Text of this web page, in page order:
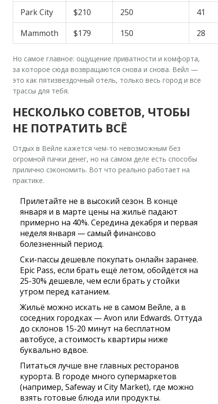
Park City
$210 250
41
Mammoth
$179 150 28
Но самое главное: ощущение приватности и комфорта,
за которое сюда возвращаются снова и снова. Вейл —
это как пятизвездочный отель, только весь город и все
трассы для тебя.
НЕСКОЛЬКО СОВЕТОВ, ЧТОБЫ
НЕ ПОТРАТИТЬ ВСЁ
Отдых в Вейле кажется чем-то невозможным без
огромной пачки денег, но на самом деле есть способы
прилично сэкономить. Вот что реально работает на
практике.
Прилетайте не в высокий сезон. В конце
января и в марте цены на жильё падают
примерно на 40%. Середина декабря и первая
неделя января — самый финансово
болезненный период.
Ски-пассы дешевле покупать онлайн заранее.
Epic Pass, если брать ещё летом, обойдётся на
25-30% дешевле, чем если брать у стойки
утром перед катанием.
Жильё можно искать не в самом Вейле, а в
соседних городках — Avon или Edwards. Оттуда
до склонов 15-20 минут на бесплатном
автобусе, а стоимость квартиры ниже
буквально вдвое.
Питаться лучше вне главных ресторанов
курорта. В городе много супермаркетов
(например, Safeway и City Market), где можно
взять готовые блюда или продукты.